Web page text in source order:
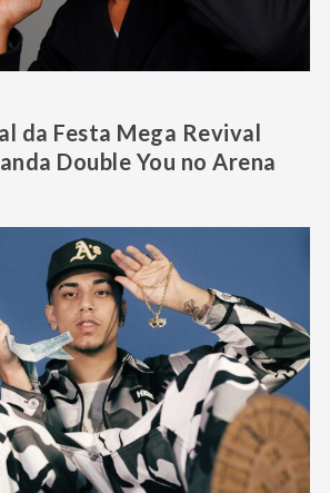
da Festa Mega Revival
Double You no Arena